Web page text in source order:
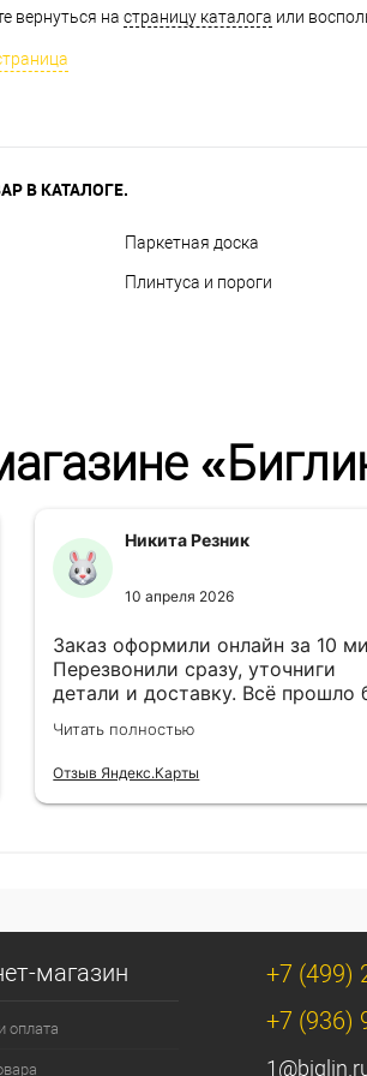
вернуться на страницу каталога или
В КАТАЛОГЕ.
Паркетная доска
Плинтуса и пороги
Никита Резник
10 апреля 2026
Заказ оформили онлайн за 10
Перезвонили сразу, уточниги
детали и доставку. Всё прошло
лишней суеты.
Читать полностью
Отзыв Яндекс.Карты
магазин
оплата
+7 (499)
+7 (936)